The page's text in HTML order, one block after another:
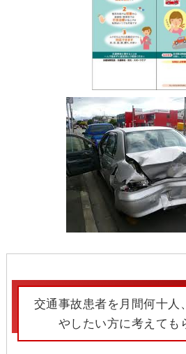
交通事故患者を月間何十人
やしたい方に考えても